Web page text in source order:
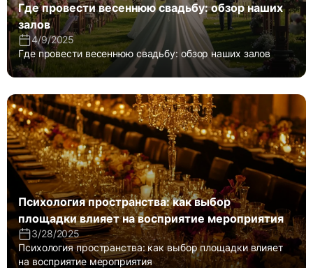
Где провести весеннюю свадьбу: обзор наших
залов
4/9/2025
Где провести весеннюю свадьбу: обзор наших залов
Психология пространства: как выбор
площадки влияет на восприятие мероприятия
3/28/2025
Психология пространства: как выбор площадки влияет
на восприятие мероприятия